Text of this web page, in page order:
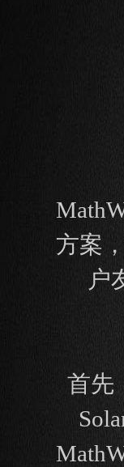
方案
户
首先